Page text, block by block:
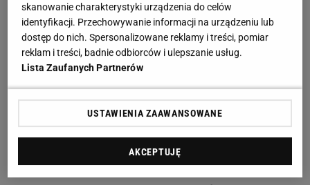
od wielkich podziękowań dla całej drużyny za to, jak
weszliśmy w drugą połowę, jak chcieliśmy wygrać
tenmecz. Były dwa kontrataki, gdzie "Grabi" stanął
na wysokości zadania i jeden chłopak zmarnował
sytuację. Ale to nie jest ważne. Ważne, że
chcieliśmy ten mecz wygrać i wygraliśmy dla całej
Polski. Ale wiadomo, że jest jeszcze drugi mecz -
finał, który trzeba wygrać - zaczął "Zielu", który nie
skanowanie charakterystyki urządzenia do celów
identyfikacji. Przechowywanie informacji na urządzeniu lub
dostęp do nich. Spersonalizowane reklamy i treści, pomiar
reklam i treści, badnie odbiorców i ulepszanie usług.
Lista Zaufanych Partnerów
USTAWIENIA ZAAWANSOWANE
AKCEPTUJĘ